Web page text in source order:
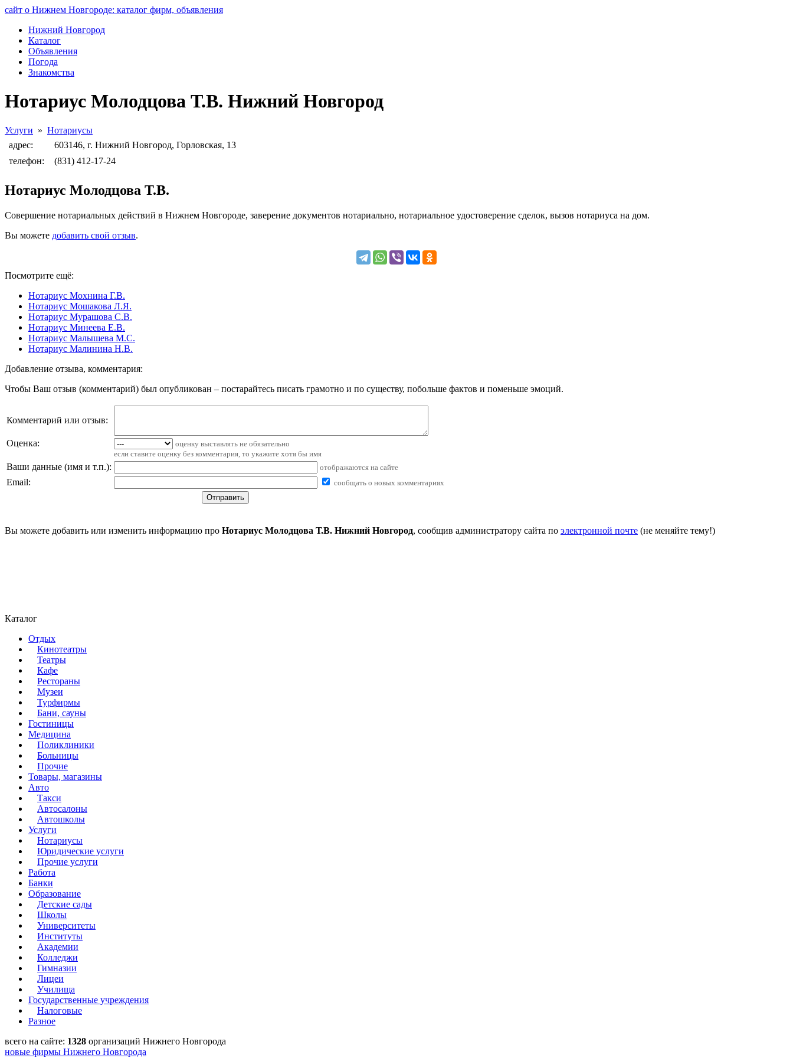
сайт о Нижнем Новгороде: каталог фирм, объявления
Нижний Новгород
Каталог
Объявления
Погода
Знакомства
Нотариус Молодцова Т.В. Нижний Новгород
Услуги » Нотариусы
адрес:
603146, г. Нижний Новгород, Горловская, 13
телефон:
(831) 412-17-24
Нотариус Молодцова Т.В.
Совершение нотариальных действий в Нижнем Новгороде, заверение документов нотариально, нотариальное удостоверение сделок, вызов нотариуса на дом.
Вы можете добавить свой отзыв.
Посмотрите ещё:
Нотариус Мохнина Г.В.
Нотариус Мошакова Л.Я.
Нотариус Мурашова С.В.
Нотариус Минеева Е.В.
Нотариус Малышева М.С.
Нотариус Малинина Н.В.
Добавление отзыва, комментария:
Чтобы Ваш отзыв (комментарий) был опубликован – постарайтесь писать грамотно и по существу, побольше фактов и поменьше эмоций.
Комментарий или отзыв:
Оценка:
оценку выставлять не обязательно
если ставите оценку без комментария, то укажите хотя бы имя
Ваши данные (имя и т.п.): отображаются на сайте
Email: сообщать о новых комментариях
Вы можете добавить или изменить информацию про Нотариус Молодцова Т.В. Нижний Новгород, сообщив администратору сайта по электронной почте (не меняйте тему!)
Каталог
Отдых
Кинотеатры
Театры
Кафе
Рестораны
Музеи
Турфирмы
Бани, сауны
Гостиницы
Медицина
Поликлиники
Больницы
Прочие
Товары, магазины
Авто
Такси
Автосалоны
Автошколы
Услуги
Нотариусы
Юридические услуги
Прочие услуги
Работа
Банки
Образование
Детские сады
Школы
Университеты
Институты
Академии
Колледжи
Гимназии
Лицеи
Училища
Государственные учреждения
Налоговые
Разное
всего на сайте: 1328 организаций Нижнего Новгорода
новые фирмы Нижнего Новгорода